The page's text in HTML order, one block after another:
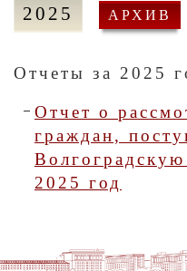
2025 АРХИВ
Отчеты за 2025
Отчет о
граждан,
2025 год